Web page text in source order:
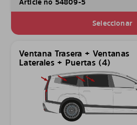
Seleccionar
Ventana Trasera + Ventanas
Laterales + Puertas (4)